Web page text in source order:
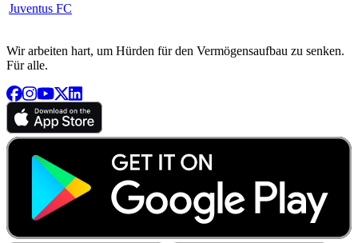
Juventus FC
Wir arbeiten hart, um Hürden für den Vermögensaufbau zu senken.
Für alle.